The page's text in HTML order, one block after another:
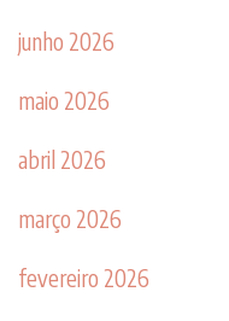
junho 2026
maio 2026
abril 2026
março 2026
fevereiro 2026